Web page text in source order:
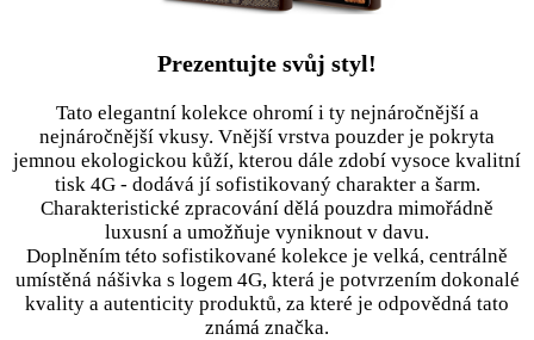
Prezentujte svůj styl!
Tato elegantní kolekce ohromí i ty nejnáročnější a
nejnáročnější vkusy. Vnější vrstva pouzder je pokryta
jemnou ekologickou kůží, kterou dále zdobí vysoce kvalitní
tisk 4G - dodává jí sofistikovaný charakter a šarm.
Charakteristické zpracování dělá pouzdra mimořádně
luxusní a umožňuje vyniknout v davu.
Doplněním této sofistikované kolekce je velká, centrálně
umístěná nášivka s logem 4G, která je potvrzením dokonalé
kvality a autenticity produktů, za které je odpovědná tato
známá značka.